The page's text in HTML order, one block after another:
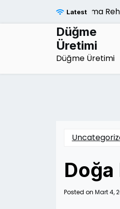
Latest
Kurtulma
Düğme
Üretimi
Düğme Üretimi
Posted on Mart 4,